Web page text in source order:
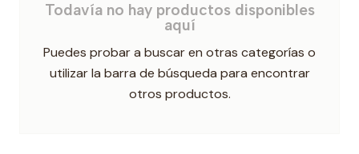
Todavía no hay productos disponibles
aquí
Puedes probar a buscar en otras categorías o
utilizar la barra de búsqueda para encontrar
otros productos.